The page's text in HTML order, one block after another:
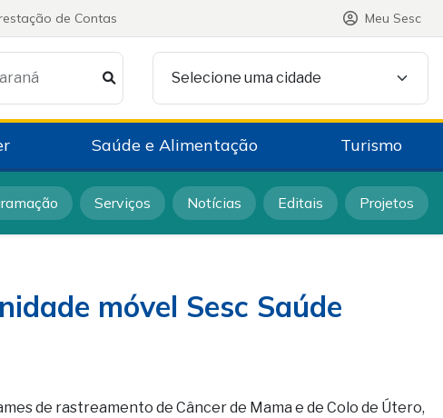
de Contas Meu Sesc
Selecione uma cidade
Saúde e Alimentação Turismo
Serviços Notícias Editais Projetos
móvel Sesc Saúde
de rastreamento de Câncer de Mama e de Colo de Útero,